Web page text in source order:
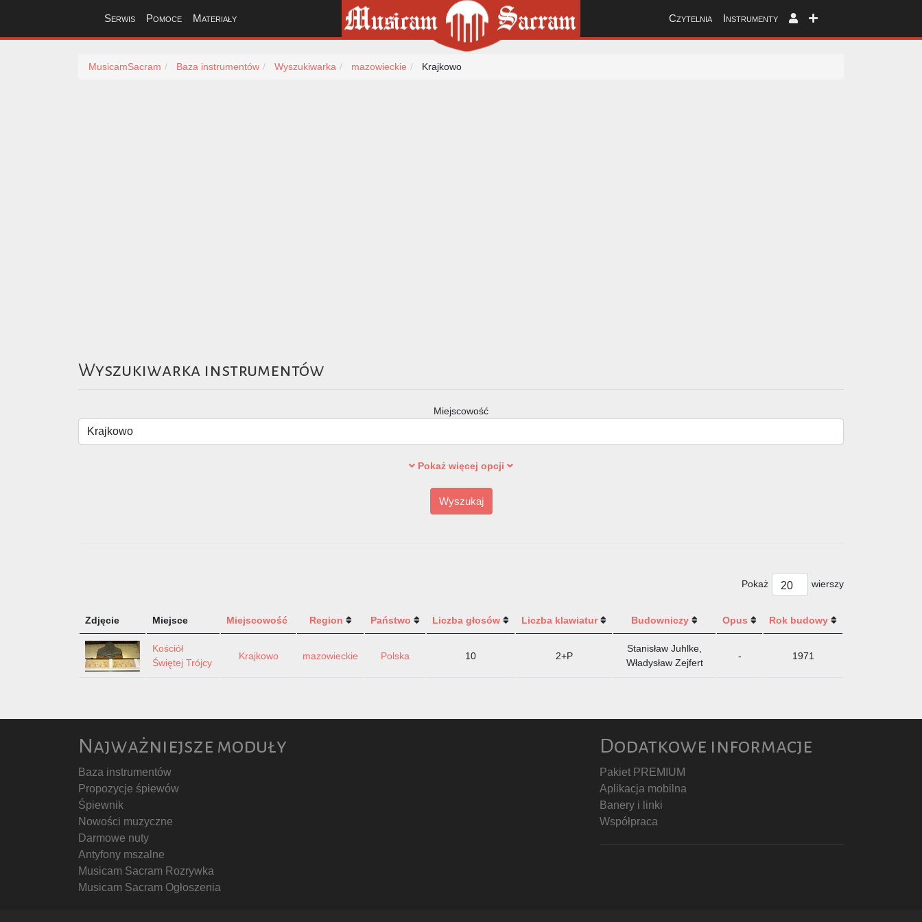
Serwis Pomoce Materiały Czytelnia Instrumenty
MusicamSacram Baza instrumentów Wyszukiwarka mazowieckie Krajkowo
Wyszukiwarka instrumentów
Miejscowość
Pokaż więcej opcji
Wyszukaj
Pokaż wierszy
Zdjęcie Miejsce Miejscowość Region Państwo Liczba głosów Liczba klawiatur Budowniczy Opus Rok budowy
Kościół
Świętej Trójcy
Krajkowo mazowieckie Polska 10 2+P
Stanisław Juhlke,
Władysław Zejfert
- 1971
Najważniejsze moduły
Baza instrumentów
Propozycje śpiewów
Śpiewnik
Nowości muzyczne
Darmowe nuty
Antyfony mszalne
Musicam Sacram Rozrywka
Musicam Sacram Ogłoszenia
Dodatkowe informacje
Pakiet PREMIUM
Aplikacja mobilna
Banery i linki
Współpraca